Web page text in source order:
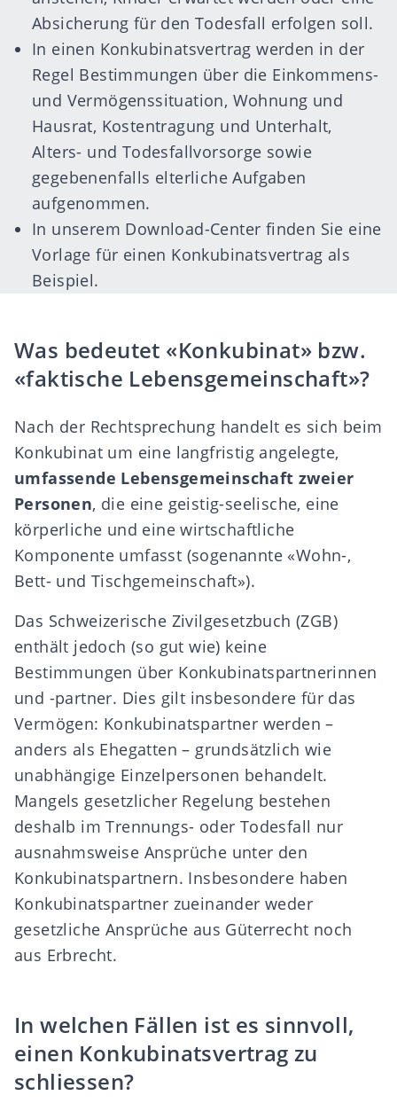
Absicherung für den Todesfall erfolgen soll.
In einen Konkubinatsvertrag werden in der
Regel Bestimmungen über die Einkommens-
und Vermögenssituation, Wohnung und
Hausrat, Kostentragung und Unterhalt,
Alters- und Todesfallvorsorge sowie
gegebenenfalls elterliche Aufgaben
aufgenommen.
In unserem Download-Center finden Sie eine
Vorlage für einen Konkubinatsvertrag als
Beispiel.
Was bedeutet «Konkubinat» bzw.
«faktische Lebensgemeinschaft»?
Nach der Rechtsprechung handelt es sich beim
Konkubinat um eine langfristig angelegte,
umfassende Lebensgemeinschaft zweier
Personen, die eine geistig-seelische, eine
körperliche und eine wirtschaftliche
Komponente umfasst (sogenannte «Wohn-,
Bett- und Tischgemeinschaft»).
Das Schweizerische Zivilgesetzbuch (ZGB)
enthält jedoch (so gut wie) keine
Bestimmungen über Konkubinatspartnerinnen
und -partner. Dies gilt insbesondere für das
Vermögen: Konkubinatspartner werden –
anders als Ehegatten – grundsätzlich wie
unabhängige Einzelpersonen behandelt.
Mangels gesetzlicher Regelung bestehen
deshalb im Trennungs- oder Todesfall nur
ausnahmsweise Ansprüche unter den
Konkubinatspartnern. Insbesondere haben
Konkubinatspartner zueinander weder
gesetzliche Ansprüche aus Güterrecht noch
aus Erbrecht.
In welchen Fällen ist es sinnvoll,
einen Konkubinatsvertrag zu
schliessen?